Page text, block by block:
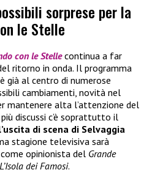
sorprese per la
le Stelle
con le Stellecontinua a far
ritorno in onda. Il programma
già al centro di numerose
cambiamenti, novità nel
mantenere alta l’attenzione del
discussi c’è soprattutto il
di scena di Selvaggia
stagione televisiva sarà
opinionista del Grande
L’Isola dei Famosi.